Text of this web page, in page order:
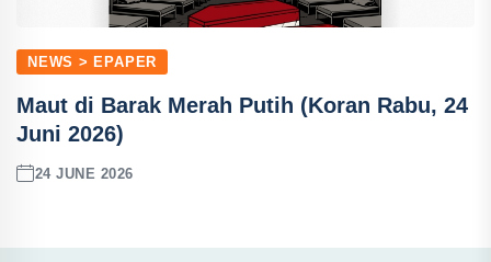
NEWS > EPAPER
Maut di Barak Merah Putih (Koran Rabu, 24
Juni 2026)
24 JUNE 2026